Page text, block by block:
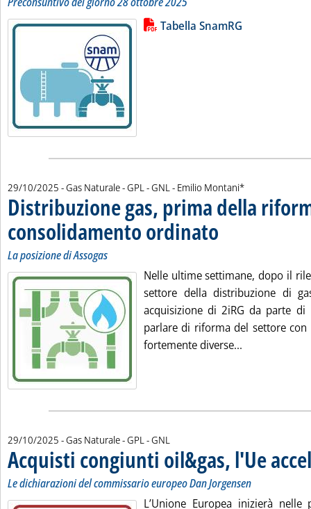
Leggi tutta la notizia: 'Bilancio
Lista allegati PDF alla notiziaTabella SnamRG
29/10/2025 - Gas Naturale - GPL - GNL - di:
Emilio Montani*
Distribuzione gas, prima della
consolidamento ordinato
La posizione di Assogas
Nelle ultime settimane, dopo il
settore della distribuzione di
acquisizione di 2iRG da parte
parlare di riforma del settore
fortemente diverse...
29/10/2025 - Gas Naturale - GPL - GNL
Acquisti congiunti oil&gas, l'Ue
Le dichiarazioni del commissario europeo Dan Jorgensen
L’Unione Europea inizierà nelle